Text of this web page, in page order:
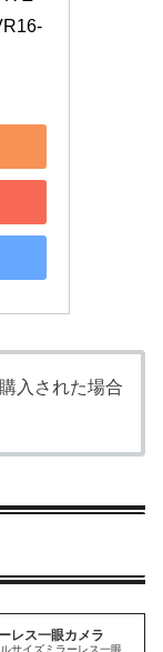
入された場合
レス一眼カメラ